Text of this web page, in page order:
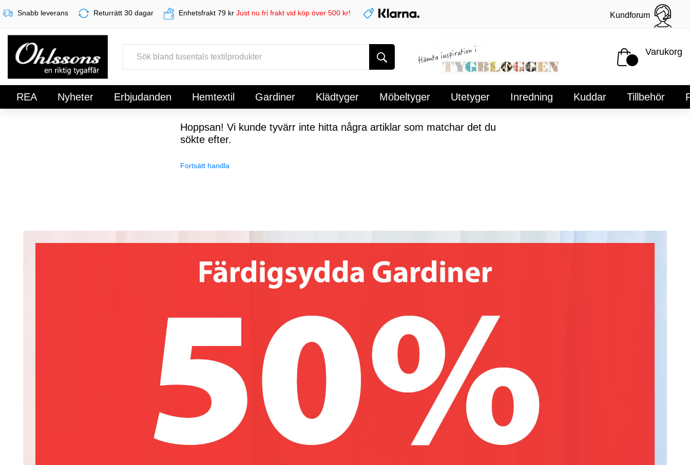
Snabb leverans Returrätt 30 dagar Enhetsfrakt 79 kr Just nu fri frakt vid köp över 500 kr! Kundforum
Varukorg
REA Nyheter Erbjudanden Hemtextil Gardiner Klädtyger Möbeltyger Utetyger Inredning Kuddar Tillbehör
Hoppsan! Vi kunde tyvärr inte hitta några artiklar som matchar det du
sökte efter.
Fortsätt handla